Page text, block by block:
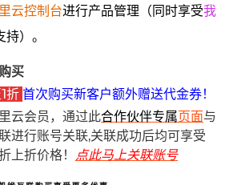
云控制台进行产品管理（同时享受我
）。
买
折 首次购买新客户额外赠送代金券！
云会员，通过此合作伙伴专属页面与
进行账号关联,关联成功后均可享受
上折价格！
点此马上关联账号